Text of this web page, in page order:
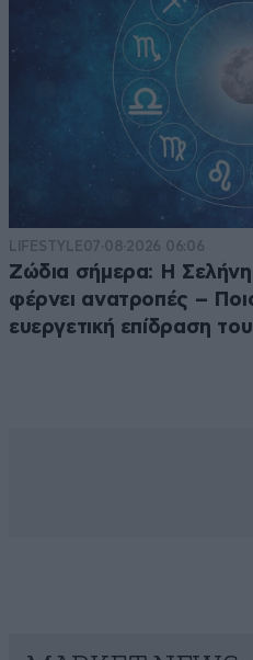
LIFESTYLE07·08·2026 06:06
Ζώδια σήμερα: Η
φέρνει ανατροπές –
ευεργετική επίδραση